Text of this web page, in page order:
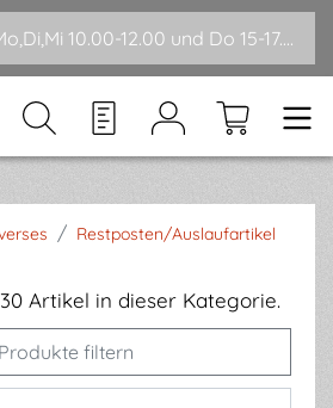
Telefonzeiten Mo,Di,Mi 10.00-12.00 und Do 15-17.00
/ Restposten/Auslaufartikel
Artikel in dieser Kategorie.
Produkte filtern